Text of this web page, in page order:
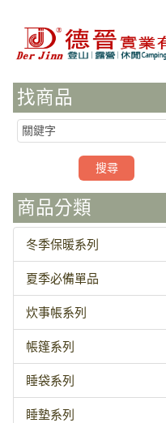
找商品
商品分類
冬季保暖系列
夏季必備單品
炊事帳系列
帳篷系列
睡袋系列
睡墊系列